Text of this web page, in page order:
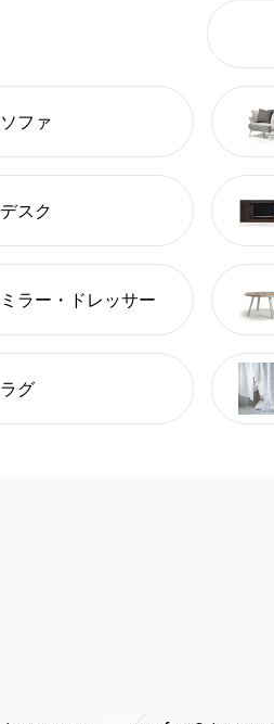
ソファ
デスク
ミラー・ドレッサー
ラグ